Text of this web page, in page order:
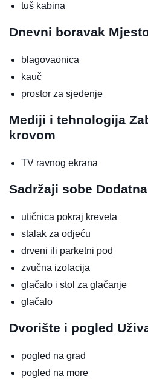
tuš kabina
Dnevni boravak
blagovaonica
kauč
prostor za sjedenje
Mediji i tehnologija
krovom
TV ravnog ekrana
Sadržaji sobe
utičnica pokraj kreveta
stalak za odjeću
drveni ili parketni pod
zvučna izolacija
glačalo i stol za glačanje
glačalo
Dvorište i pogled
pogled na grad
pogled na more